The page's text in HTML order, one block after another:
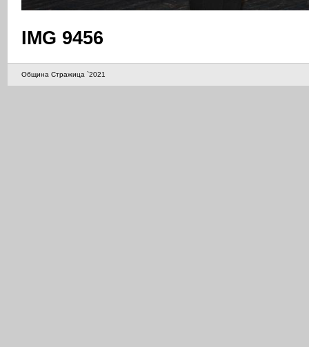
IMG 9456
Община Стражица `2021